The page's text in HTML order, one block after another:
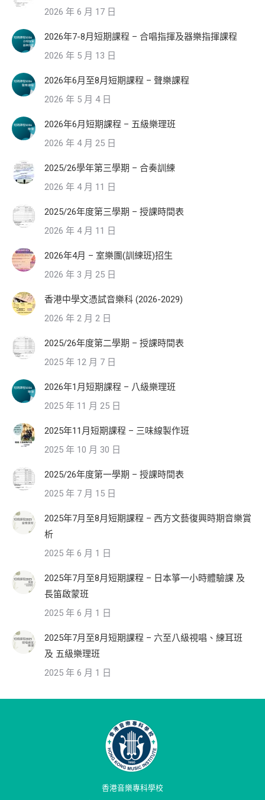
2026 年 6 月 17 日
2026年7-8月短期課程 – 合唱指揮及器樂指揮課程
2026 年 5 月 13 日
2026年6月至8月短期課程 – 聲樂課程
2026 年 5 月 4 日
2026年6月短期課程 – 五級樂理班
2026 年 4 月 25 日
2025/26學年第三學期 – 合奏訓練
2026 年 4 月 11 日
2025/26年度第三學期 – 授課時間表
2026 年 4 月 11 日
2026年4月 – 室樂團(訓練班)招生
2026 年 3 月 25 日
香港中學文憑試音樂科 (2026-2029)
2026 年 2 月 2 日
2025/26年度第二學期 – 授課時間表
2025 年 12 月 7 日
2026年1月短期課程 – 八級樂理班
2025 年 11 月 25 日
2025年11月短期課程 – 三味線製作班
2025 年 10 月 30 日
2025/26年度第一學期 – 授課時間表
2025 年 7 月 15 日
2025年7月至8月短期課程 – 西方文藝復興時期音樂賞
析
2025 年 6 月 1 日
2025年7月至8月短期課程 – 日本箏一小時體驗課 及
長笛啟蒙班
2025 年 6 月 1 日
2025年7月至8月短期課程 – 六至八級視唱、練耳班
及 五級樂理班
2025 年 6 月 1 日
香港音樂專科學校